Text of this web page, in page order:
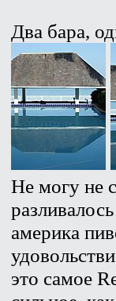
Два бара,
Не могу не
америка
это самое